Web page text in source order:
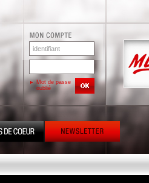
Mot de passe
oublié